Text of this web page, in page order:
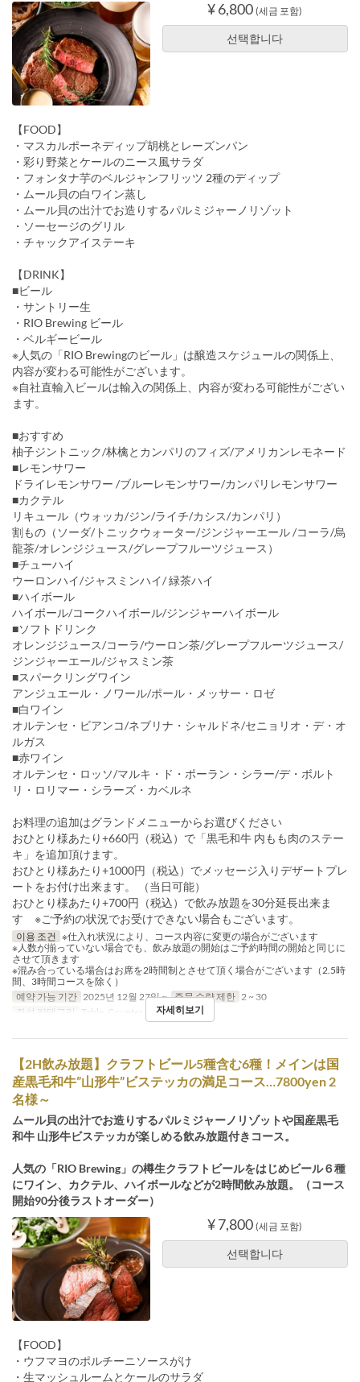
¥ 6,800 (세금 포함)
선택합니다
【FOOD】
・マスカルポーネディップ胡桃とレーズンパン
・彩り野菜とケールのニース風サラダ
・フォンタナ芋のベルジャンフリッツ 2種のディップ
・ムール貝の白ワイン蒸し
・ムール貝の出汁でお造りするパルミジャーノリゾット
・ソーセージのグリル
・チャックアイステーキ
【DRINK】
■ビール
・サントリー生
・RIO Brewing ビール
・ベルギービール
※人気の「RIO Brewingのビール」は醸造スケジュールの関係上、
内容が変わる可能性がございます。
※自社直輸入ビールは輸入の関係上、内容が変わる可能性がござい
ます。
■おすすめ
柚子ジントニック/林檎とカンパリのフィズ/アメリカンレモネード
■レモンサワー
ドライレモンサワー /ブルーレモンサワー/カンパリレモンサワー
■カクテル
リキュール（ウォッカ/ジン/ライチ/カシス/カンパリ）
割もの（ソーダ/トニックウォーター/ジンジャーエール /コーラ/烏
龍茶/オレンジジュース/グレープフルーツジュース）
■チューハイ
ウーロンハイ/ジャスミンハイ/ 緑茶ハイ
■ハイボール
ハイボール/コークハイボール/ジンジャーハイボール
■ソフトドリンク
オレンジジュース/コーラ/ウーロン茶/グレープフルーツジュース/
ジンジャーエール/ジャスミン茶
■スパークリングワイン
アンジュエール・ノワール/ポール・メッサー・ロゼ
■白ワイン
オルテンセ・ビアンコ/ネブリナ・シャルドネ/セニョリオ・デ・オ
ルガス
■赤ワイン
オルテンセ・ロッソ/マルキ・ド・ポーラン・シラー/デ・ボルト
リ・ロリマー・シラーズ・カベルネ
お料理の追加はグランドメニューからお選びください
おひとり様あたり+660円（税込）で「黒毛和牛 内もも肉のステー
キ」を追加頂けます。
おひとり様あたり+1000円（税込）でメッセージ入りデザートプレ
ートをお付け出来ます。 （当日可能）
おひとり様あたり+700円（税込）で飲み放題を30分延長出来ま
す ※ご予約の状況でお受けできない場合もございます。
이용 조건 ※仕入れ状況により、コース内容に変更の場合がございます
※人数が揃っていない場合でも、飲み放題の開始はご予約時間の開始と同じに
させて頂きます
※混み合っている場合はお席を2時間制とさせて頂く場合がございます（2.5時
間、3時間コースを除く）
예약 가능 기간 2025년 12월 27일 ~ 주문 수량 제한 2 ~ 30
좌석 카테고리
Table, Counter 자세히보기
【2H飲み放題】クラフトビール5種含む6種！メインは国
産黒毛和牛”山形牛”ビステッカの満足コース…7800yen 2
名様～
ムール貝の出汁でお造りするパルミジャーノリゾットや国産黒毛
和牛 山形牛ビステッカが楽しめる飲み放題付きコース。
人気の「RIO Brewing」の樽生クラフトビールをはじめビール６種
にワイン、カクテル、ハイボールなどが2時間飲み放題。（コース
開始90分後ラストオーダー）
¥ 7,800 (세금 포함)
선택합니다
【FOOD】
・ウフマヨのポルチーニソースがけ
・生マッシュルームとケールのサラダ